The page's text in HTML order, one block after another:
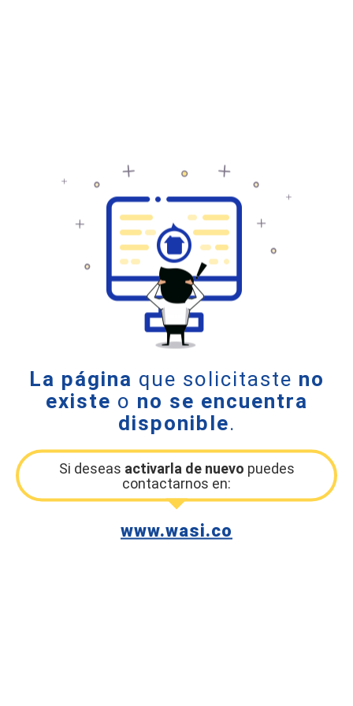
La página que solicitaste no
existe o no se encuentra
disponible.
Si deseas activarla de nuevo puedes
contactarnos en:
www.wasi.co